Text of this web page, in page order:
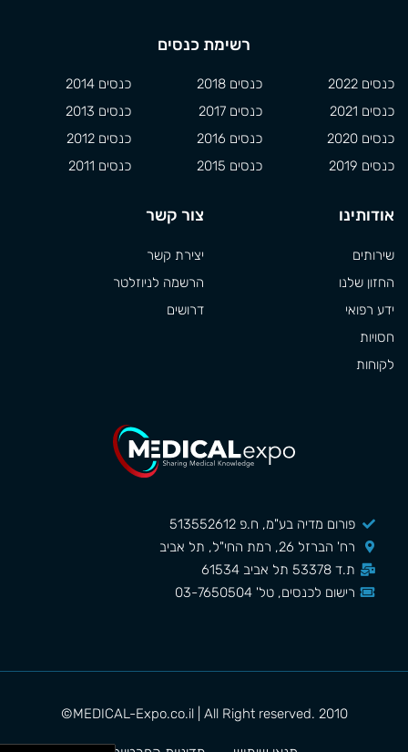
פורום מדיה בע"מ, ח.פ 513552612
רח' הברזל 26, רמת החי"ל, תל אביב
ת.ד 53378 תל אביב 61534
רישום לכנסים, טל' 03-7650504
רשימת כנסים
כנסים 2022
כנסים 2021
כנסים 2020
כנסים 2019
כנסים 2018
כנסים 2017
כנסים 2016
כנסים 2015
כנסים 2014
כנסים 2013
כנסים 2012
כנסים 2011
אודותינו
שירותים
החזון שלנו
ידע רפואי
חסויות
לקוחות
צור קשר
יצירת קשר
הרשמה לניוזלטר
דרושים
MEDICAL-Expo.co.il | All Right reserved. 2010©